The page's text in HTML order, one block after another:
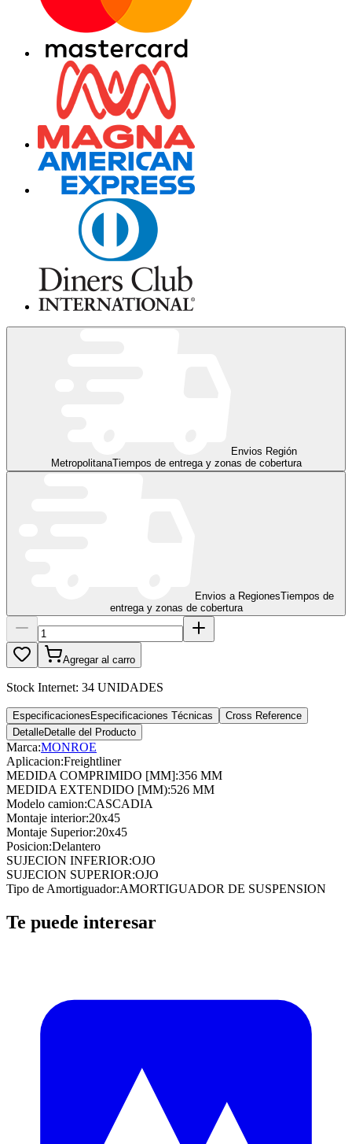
Envios Región
MetropolitanaTiempos de entrega y zonas de cobertura
Envios a RegionesTiempos de
entrega y zonas de cobertura
Agregar al carro
Stock Internet: 34 UNIDADES
Especificaciones Especificaciones Técnicas
Cross Reference
DetalleDetalle del Producto
Marca:MONROE
Aplicacion:Freightliner
MEDIDA COMPRIMIDO [MM]:356 MM
MEDIDA EXTENDIDO [MM):526 MM
Modelo camion:CASCADIA
Montaje interior:20x45
Montaje Superior:20x45
Posicion:Delantero
SUJECION INFERIOR:OJO
SUJECION SUPERIOR:OJO
Tipo de Amortiguador:AMORTIGUADOR DE SUSPENSION
Te puede interesar